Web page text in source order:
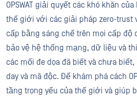
OPSWAT giải quyết các khó khăn
thế giới với các giải pháp zero-trust
cấp bằng sáng chế trên mọi cấp độ
bảo vệ hệ thống mạng, dữ liệu và
các mối đe dọa đã biết và chưa
day và mã độc. Để khám phá cách
tầng trọng yếu của thế giới và giúp